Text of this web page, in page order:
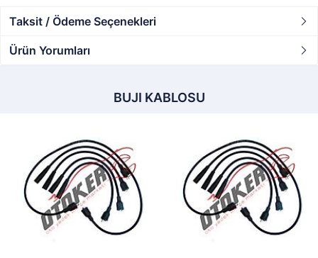
Taksit / Ödeme Seçenekleri
Ürün Yorumları
BUJI KABLOSU